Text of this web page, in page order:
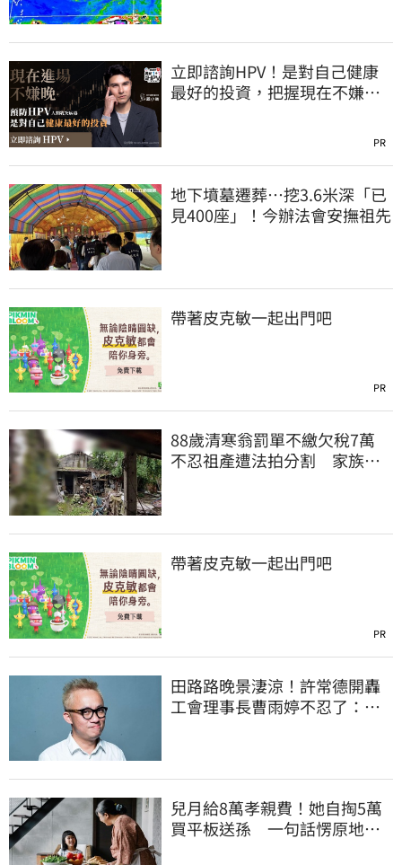
立即諮詢HPV！是對自己健康
最好的投資，把握現在不嫌
PR
地下墳墓遷葬…挖3.6米深「已
見400座」！今辦法會安撫祖先
帶著皮克敏一起出門吧
PR
88歲清寒翁罰單不繳欠稅7萬
不忍祖產遭法拍分割 家族按
帶著皮克敏一起出門吧
PR
田路路晚景淒涼！許常德開轟
工會理事長曹雨婷不忍了：別
兒月給8萬孝親費！她自掏5萬
買平板送孫 一句話愣原地